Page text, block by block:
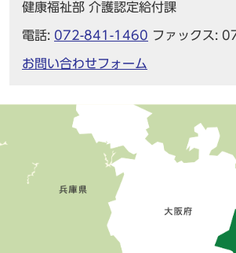
健康福祉部 介護認定給付課
電話: 072-841-1460 ファックス:
お問い合わせフォーム